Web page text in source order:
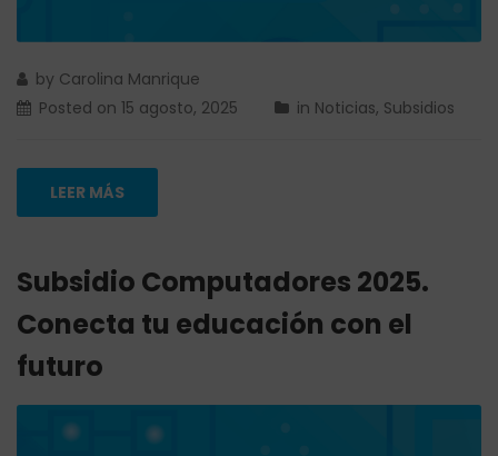
by Carolina Manrique
Posted on 15 agosto, 2025 in Noticias, Subsidios
LEER MÁS
Subsidio Computadores 2025.
Conecta tu educación con el
futuro